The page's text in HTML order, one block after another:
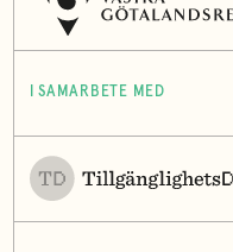
I SAMARBETE MED